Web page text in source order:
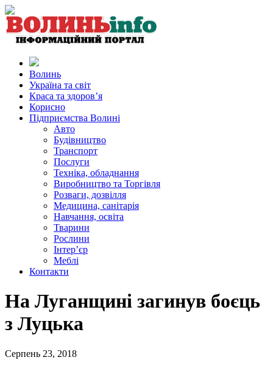
Волинь
Україна та світ
Краса та здоров’я
Корисно
Підприємства Волині
Авто
Будівництво
Транспорт
Послуги
Техніка, обладнання
Виробництво та Торгівля
Розваги, дозвілля
Медицина, санітарія
Навчання, освіта
Тварини
Рослини
Інтер’єр
Меблі
Контакти
На Луганщині загинув боєць
з Луцька
Серпень 23, 2018